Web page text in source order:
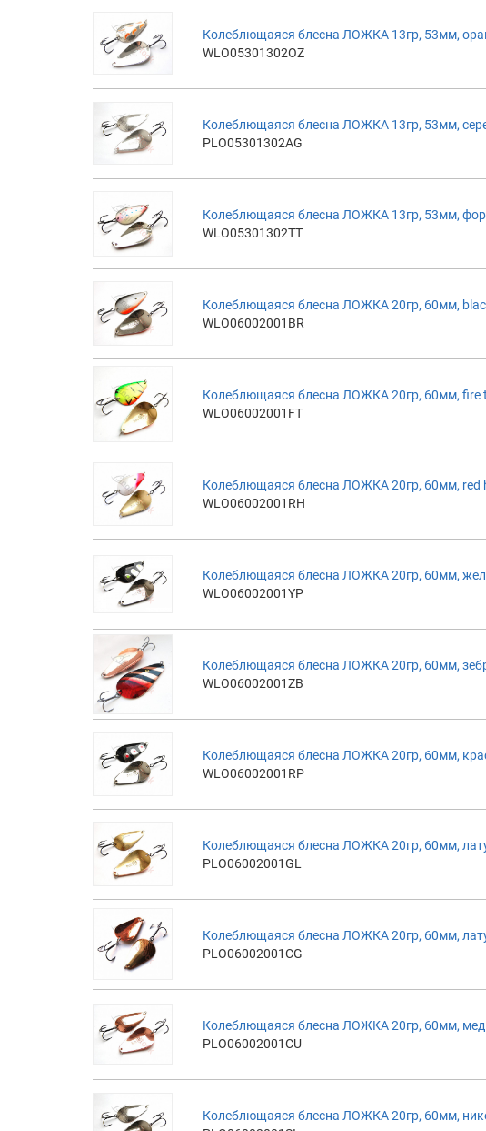
Колеблющаяся блесна ЛОЖКА 13гр, 53мм,
WLO05301302OZ
Колеблющаяся блесна ЛОЖКА 13гр, 53мм,
PLO05301302AG
Колеблющаяся блесна ЛОЖКА 13гр, 53мм,
WLO05301302TT
Колеблющаяся блесна ЛОЖКА 20гр, 60мм,
WLO06002001BR
Колеблющаяся блесна ЛОЖКА 20гр, 60мм, fire
WLO06002001FT
Колеблющаяся блесна ЛОЖКА 20гр, 60мм, red
WLO06002001RH
Колеблющаяся блесна ЛОЖКА 20гр, 60мм,
WLO06002001YP
Колеблющаяся блесна ЛОЖКА 20гр, 60мм,
WLO06002001ZB
Колеблющаяся блесна ЛОЖКА 20гр, 60мм,
WLO06002001RP
Колеблющаяся блесна ЛОЖКА 20гр, 60мм,
PLO06002001GL
Колеблющаяся блесна ЛОЖКА 20гр, 60мм,
PLO06002001CG
Колеблющаяся блесна ЛОЖКА 20гр, 60мм,
PLO06002001CU
Колеблющаяся блесна ЛОЖКА 20гр, 60мм,